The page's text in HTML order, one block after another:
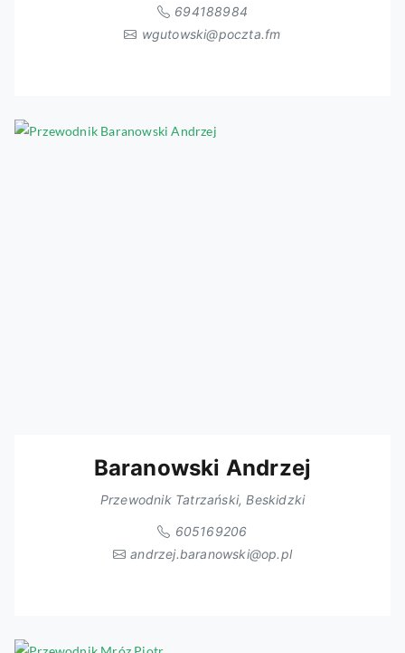
694188984
wgutowski@poczta.fm
Baranowski Andrzej
Przewodnik Tatrzański, Beskidzki
605169206
andrzej.baranowski@op.pl